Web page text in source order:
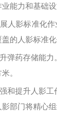
力和基础设
影标准化作业
的人影标准
药存储能力。
。
提升人影工作
部门将精心